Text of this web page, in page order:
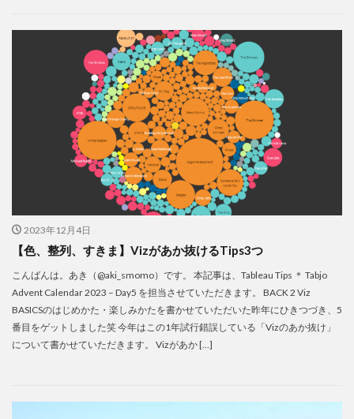
2023年12月4日
【色、整列、すきま】Vizがあか抜けるTips3つ
こんばんは。あき（@aki_smomo）です。 本記事は、Tableau Tips ＊ Tabjo
Advent Calendar 2023 – Day5 を担当させていただきます。 BACK 2 Viz
BASICSのはじめかた・楽しみかたを書かせていただいた昨年にひきつづき、5
番目をゲットしました笑 今年はこの1年試行錯誤している「Vizのあか抜け」
について書かせていただきます。 Vizがあか […]